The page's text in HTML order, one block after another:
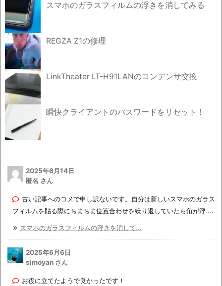
スマホのガラスフィルムの浮きを消してみる
REGZA Z1の修理
LinkTheater LT-H91LANのコンデンサ交換
瞬快クライアントのパスワードをリセット！
2025年6月14日
匿名 さん
古い記事へのコメで申し訳ないです。自分は新しいスマホのガラス
フィルムを貼る際にちまちま位置合わせを繰り返していたら角が浮 ...
スマホのガラスフィルムの浮きを消して...
2025年6月6日
simoyan さん
お役に立てたようで良かったです！